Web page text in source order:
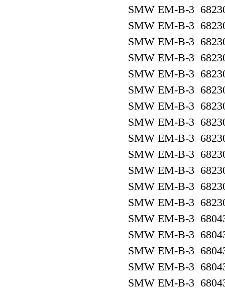
SMW EM-B-3
SMW EM-B-3
SMW EM-B-3
SMW EM-B-3
SMW EM-B-3
SMW EM-B-3
SMW EM-B-3
SMW EM-B-3
SMW EM-B-3
SMW EM-B-3
SMW EM-B-3
SMW EM-B-3
SMW EM-B-3
SMW EM-B-3
SMW EM-B-3
SMW EM-B-3
SMW EM-B-3
SMW EM-B-3